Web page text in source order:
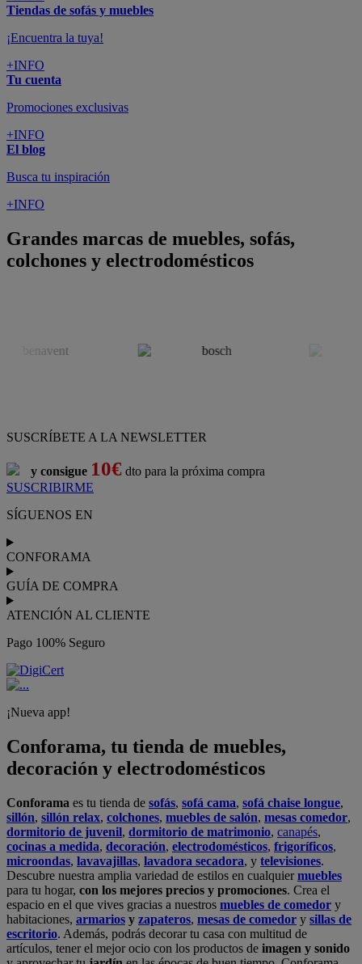
Tiendas de sofás y muebles
¡Encuentra la tuya!
+INFO
Tu cuenta
Promociones exclusivas
+INFO
El blog
Busca tu inspiración
+INFO
Grandes marcas de muebles, sofás,
colchones y electrodomésticos
SUSCRÍBETE A LA NEWSLETTER
y consigue 10€ dto para la próxima compra
SUSCRIBIRME
SÍGUENOS EN
CONFORAMA
GUÍA DE COMPRA
ATENCIÓN AL CLIENTE
Pago 100% Seguro
¡Nueva app!
Conforama, tu tienda de muebles,
decoración y electrodomésticos
Conforama es tu tienda de sofás, sofá cama, sofá chaise longue,
sillón, sillón relax, colchones, muebles de salón, mesas comedor,
dormitorio de juvenil, dormitorio de matrimonio, canapés,
cocinas a medida, decoración, electrodomésticos, frigoríficos,
microondas, lavavajillas, lavadora secadora, y televisiones.
Descubre nuestra amplia variedad de estilos en cualquiermuebles
para tu hogar, con los mejores precios y promociones. Crea el
espacio en el que vives gracias a nuestros muebles de comedor y
habitaciones, armarios y zapateros, mesas de comedor y sillas de
escritorio. Además, podrás decorar tu casa con multitud de
artículos, tener el mejor ocio con los productos de imagen y sonido